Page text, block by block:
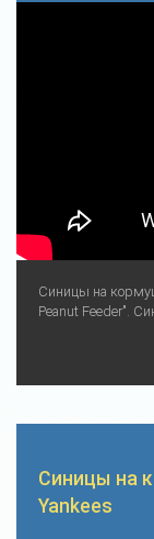
Синицы на
Peanut Feeder".
Синицы на
Yankees